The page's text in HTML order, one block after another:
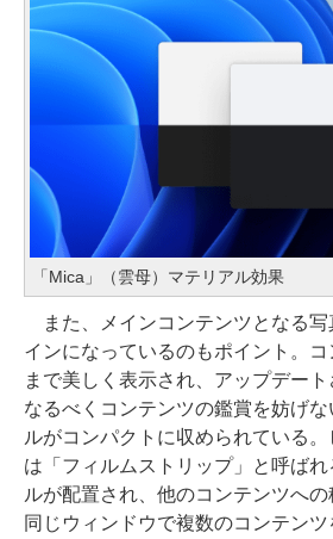
「Mica」（雲母）マテリアル効果
また、メインコンテンツとなる写
インになっているのもポイント。
まで美しく表示され、アップデー
なるべくコンテンツの鑑賞を妨げ
ルがコンパクトに収められている
は「フィルムストリップ」と呼ば
ルが配置され、他のコンテンツへの
同じウィンドウで複数のコンテン